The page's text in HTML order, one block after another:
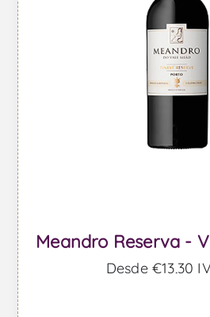
Meandro Reserva -
Desde €13,30